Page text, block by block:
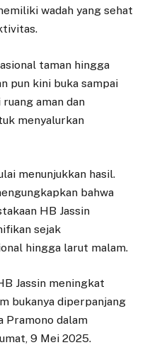
wadah yang sehat
taman hingga
pun kini buka sampai
aman dan
menyalurkan
menunjukkan hasil.
bahwa
HB Jassin
sejak
hingga larut malam.
Jassin meningkat
bukanya diperpanjang
Pramono dalam
9 Mei 2025.